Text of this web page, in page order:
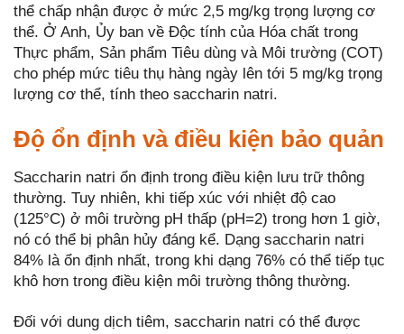
thể chấp nhận được ở mức 2,5 mg/kg trọng lượng cơ
thể. Ở Anh, Ủy ban về Độc tính của Hóa chất trong
Thực phẩm, Sản phẩm Tiêu dùng và Môi trường (COT)
cho phép mức tiêu thụ hàng ngày lên tới 5 mg/kg trọng
lượng cơ thể, tính theo saccharin natri.
Độ ổn định và điều kiện bảo quản
Saccharin natri ổn định trong điều kiện lưu trữ thông
thường. Tuy nhiên, khi tiếp xúc với nhiệt độ cao
(125°C) ở môi trường pH thấp (pH=2) trong hơn 1 giờ,
nó có thể bị phân hủy đáng kể. Dạng saccharin natri
84% là ổn định nhất, trong khi dạng 76% có thể tiếp tục
khô hơn trong điều kiện môi trường thông thường.
Đối với dung dịch tiêm, saccharin natri có thể được